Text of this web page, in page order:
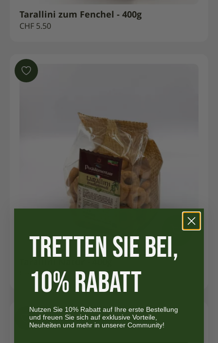
Tarallini zum Fenchel - 400g
CHF 5.50
CHF5.50
TRETTEN SIE BEI,
10% RABATT
Nutzen Sie 10% Rabatt auf Ihre erste Bestellung
und freuen Sie sich auf exklusive Vorteile,
Neuheiten und mehr in unserer Community!